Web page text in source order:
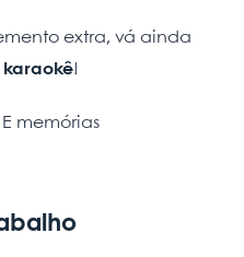
extra, vá ainda
!
memórias